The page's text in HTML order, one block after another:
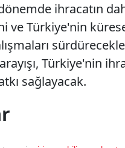
ihracatın
ve Türkiye'nin
Türkiye'nin
sağlayacak.